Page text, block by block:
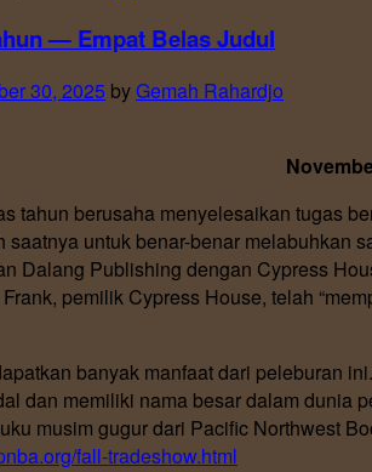
— Empat Belas Judul
30, 2025 byGemah Rahardjo
tahun berusaha menyelesaikan tugas
saatnya untuk benar-benar melabuhkan
Dalang Publishing dengan Cypress
pemilik Cypress House, telah
banyak manfaat dari peleburan
dan memiliki nama besar dalam dunia
musim gugur dari Pacific Northwest
fall-tradeshow.html